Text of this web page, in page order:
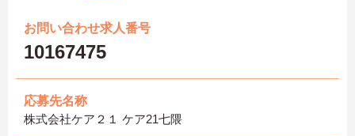
お問い合わせ求人番号
10167475
応募先名称
株式会社ケア２１ ケア21七隈